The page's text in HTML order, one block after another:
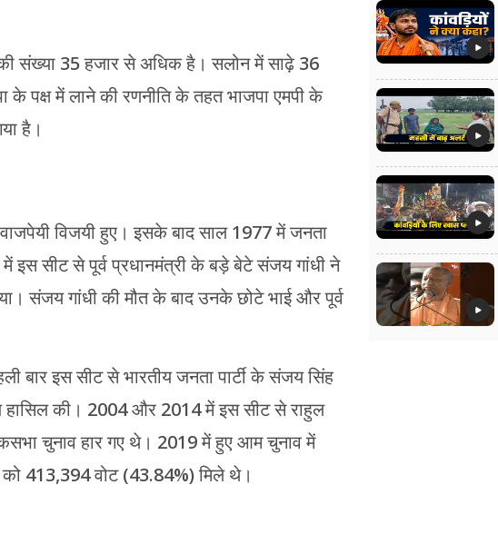
संख्या 35 हजार से अधिक है। सलोन में साढ़े 36
के पक्ष में लाने की रणनीति के तहत भाजपा एमपी के
है।
विजयी हुए। इसके बाद साल 1977 में जनता
इस सीट से पूर्व प्रधानमंत्री के बड़े बेटे संजय गांधी ने
संजय गांधी की मौत के बाद उनके छोटे भाई और पूर्व
बार इस सीट से भारतीय जनता पार्टी के संजय सिंह
हासिल की। 2004 और 2014 में इस सीट से राहुल
चुनाव हार गए थे। 2019 में हुए आम चुनाव में
को 413,394 वोट (43.84%) मिले थे।